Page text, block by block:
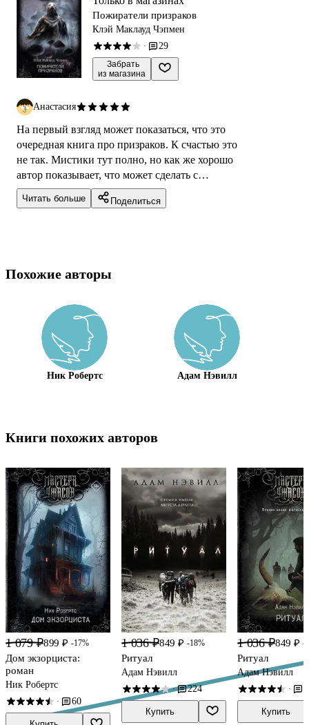
Пожиратели призраков
Клэй Маклауд Чэпмен
· 29
Забрать
из магазина
Анастасия
На первый взгляд может показаться, что это
очередная книга про призраков. К счастью это
не так. Мистики тут полно, но как же хорошо
автор показывает, что может сделать с
человеком «больная» привязанно...
Читать больше Поделиться
Похожие авторы
Ник Робертс Адам Нэвилл
Книги похожих авторов
1 079 ₽899 ₽ -17%
Дом экзорциста:
роман
Ник Робертс
· 60
1 036 ₽849 ₽ -18%
Ритуал
Адам Нэвилл
· 224
Купить
1 036 ₽849 ₽ -
Ритуал
Адам Нэвилл
·
Купить